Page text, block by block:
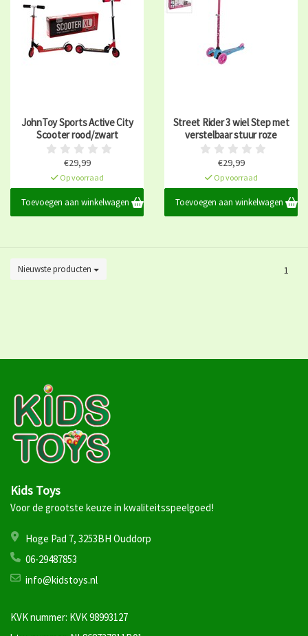
JohnToy Sports Active City
Scooter rood/zwart
€29,99
Op voorraad
Toevoegen aan winkelwagen
Street Rider 3 wiel Step met
verstelbaar stuur roze
€29,99
Op voorraad
Toevoegen aan winkelwagen
Nieuwste producten 1
Kids Toys
Voor de grootste keuze in kwaliteitsspeelgoed!
Hoge Pad 7, 3253BH Ouddorp
06-29487853
info@kidstoys.nl
KVK nummer: KVK 98993127